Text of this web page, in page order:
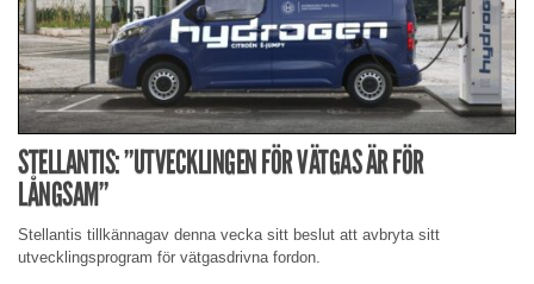
STELLANTIS: ”UTVECKLINGEN FÖR VÄTGAS ÄR FÖR
LÅNGSAM”
Stellantis tillkännagav denna vecka sitt beslut att avbryta sitt
utvecklingsprogram för vätgasdrivna fordon.